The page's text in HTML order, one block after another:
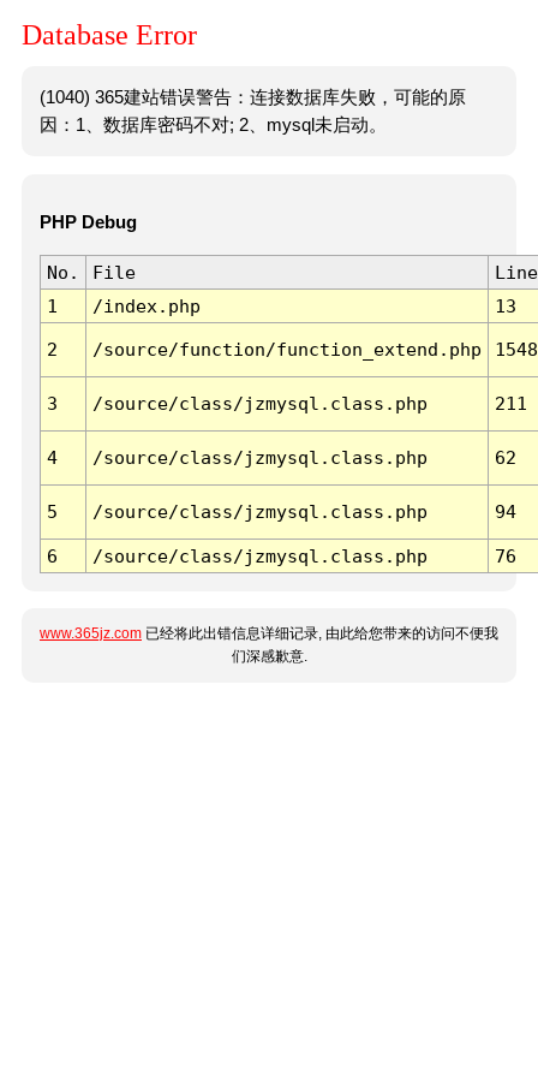
Database Error
(1040) 365建站错误警告：连接数据库失败，可能的原
因：1、数据库密码不对; 2、mysql未启动。
PHP Debug
No. File
Line
1
/index.php 13
2 /source/function/function_extend.php 1548
3 /source/class/jzmysql.class.php 211
4 /source/class/jzmysql.class.php 62
5 /source/class/jzmysql.class.php 94
6 /source/class/jzmysql.class.php 76
www.365jz.com 已经将此出错信息详细记录, 由此给您带来的访问不便我
们深感歉意.